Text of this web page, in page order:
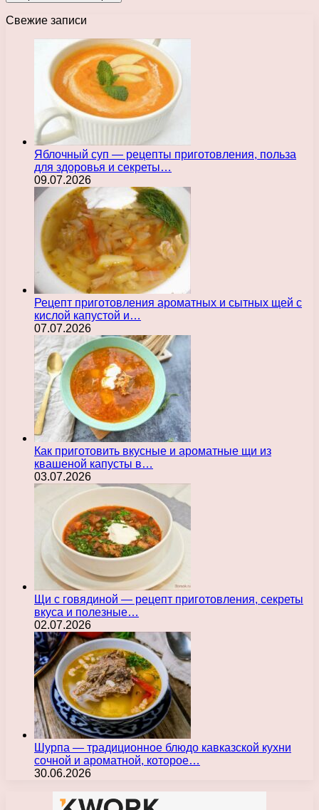
Свежие записи
Яблочный суп — рецепты приготовления, польза
для здоровья и секреты…
09.07.2026
Рецепт приготовления ароматных и сытных щей с
кислой капустой и…
07.07.2026
Как приготовить вкусные и ароматные щи из
квашеной капусты в…
03.07.2026
Щи с говядиной — рецепт приготовления, секреты
вкуса и полезные…
02.07.2026
Шурпа — традиционное блюдо кавказской кухни
сочной и ароматной, которое…
30.06.2026